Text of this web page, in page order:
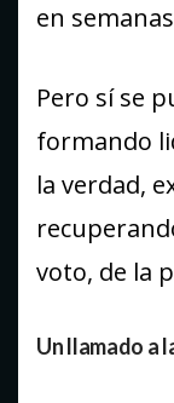
en
Pero sí se
formando
la verdad,
voto, de la
Un llamado a